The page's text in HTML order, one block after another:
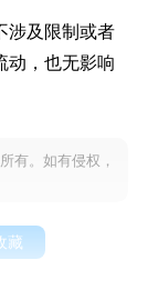
涉及限制或者
动，也无影响
有。如有侵权，
藏